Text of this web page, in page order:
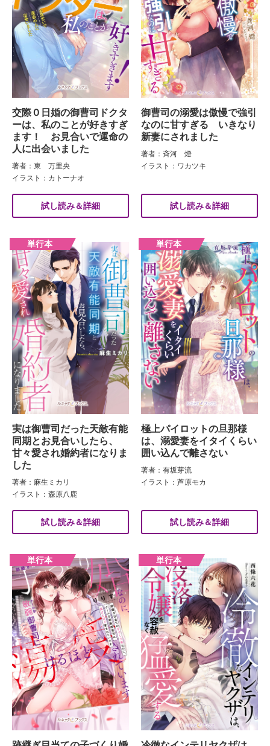
交際０日婚の御曹司ドクタ
ーは、私のことが好きすぎ
ます！ お見合いで運命の
人に出会いました
著者：東 万里央
イラスト：カトーナオ
試し読み＆詳細
御曹司の溺愛は傲慢で強引
なのに甘すぎる いきなり
新妻にされました
著者：斉河 燈
イラスト：ワカツキ
試し読み＆詳細
実は御曹司だった天敵有能
同期とお見合いしたら、
甘々愛され婚約者になりま
した
著者：麻生ミカリ
イラスト：森原八鹿
試し読み＆詳細
極上パイロットの旦那様
は、溺愛妻をイタイくらい
囲い込んで離さない
著者：有坂芽流
イラスト：芦原モカ
試し読み＆詳細